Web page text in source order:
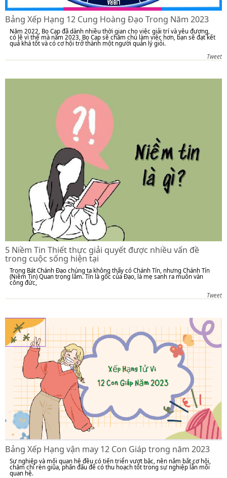
Bảng Xếp Hạng 12 Cung Hoàng Đạo Trong Năm 2023
Năm 2022, Bọ Cạp đã dành nhiều thời gian cho việc giải trí và yêu đương,
có lẽ vì thế mà năm 2023, Bọ Cạp sẽ chăm chú làm việc hơn, bạn sẽ đạt kết
quả khá tốt và có cơ hội trở thành một người quản lý giỏi.
Tweet
5 Niềm Tin Thiết thực giải quyết được nhiều vấn đề
trong cuộc sống hiện tại
Trong Bát Chánh Đạo chúng ta không thấy có Chánh Tín, nhưng Chánh Tín
(Niềm Tin) Quan trọng lắm. Tín là gốc của Đạo, là mẹ sanh ra muôn vàn
công đức,
Tweet
Bảng Xếp Hạng vận may 12 Con Giáp trong năm 2023
Sự nghiệp và mối quan hệ đều có tiến triển vượt bậc, nên nắm bắt cơ hội,
chăm chỉ rèn giũa, phấn đấu để có thu hoạch tốt trong sự nghiệp lẫn mối
quan hệ.